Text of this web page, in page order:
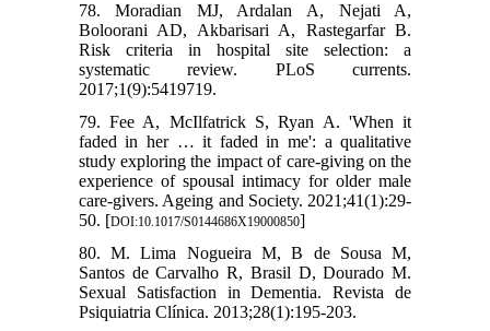
78. Moradian MJ, Ardalan A, Nejati A,
Boloorani AD, Akbarisari A, Rastegarfar B.
Risk criteria in hospital site selection: a
systematic review. PLoS currents.
2017;1(9):5419719.
79. Fee A, McIlfatrick S, Ryan A. 'When it
faded in her … it faded in me': a qualitative
study exploring the impact of care-giving on the
experience of spousal intimacy for older male
care-givers. Ageing and Society. 2021;41(1):29-
50. [DOI:10.1017/S0144686X19000850]
80. M. Lima Nogueira M, B de Sousa M,
Santos de Carvalho R, Brasil D, Dourado M.
Sexual Satisfaction in Dementia. Revista de
Psiquiatria Clínica. 2013;28(1):195-203.